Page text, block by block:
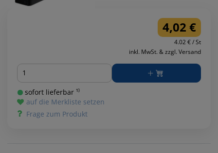
4,02 €
4.02 € / St
inkl. MwSt. & zzgl. Versand
Menge
sofort lieferbar ¹⁾
auf die Merkliste setzen
Frage zum Produkt